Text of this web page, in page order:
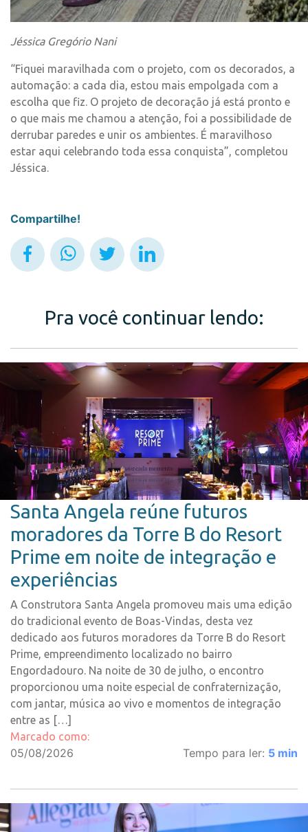
Jéssica Gregório Nani
“Fiquei maravilhada com o projeto, com os decorados, a
automação: a cada dia, estou mais empolgada com a
escolha que fiz. O projeto de decoração já está pronto e
o que mais me chamou a atenção, foi a possibilidade de
derrubar paredes e unir os ambientes. É maravilhoso
estar aqui celebrando toda essa conquista”, completou
Jéssica.
Compartilhe!
Pra você continuar lendo:
Santa Angela reúne futuros
moradores da Torre B do Resort
Prime em noite de integração e
experiências
A Construtora Santa Angela promoveu mais uma edição
do tradicional evento de Boas-Vindas, desta vez
dedicado aos futuros moradores da Torre B do Resort
Prime, empreendimento localizado no bairro
Engordadouro. Na noite de 30 de julho, o encontro
proporcionou uma noite especial de confraternização,
com jantar, música ao vivo e momentos de integração
entre as […]
Marcado como:
05/08/2026 Tempo para ler: 5 min